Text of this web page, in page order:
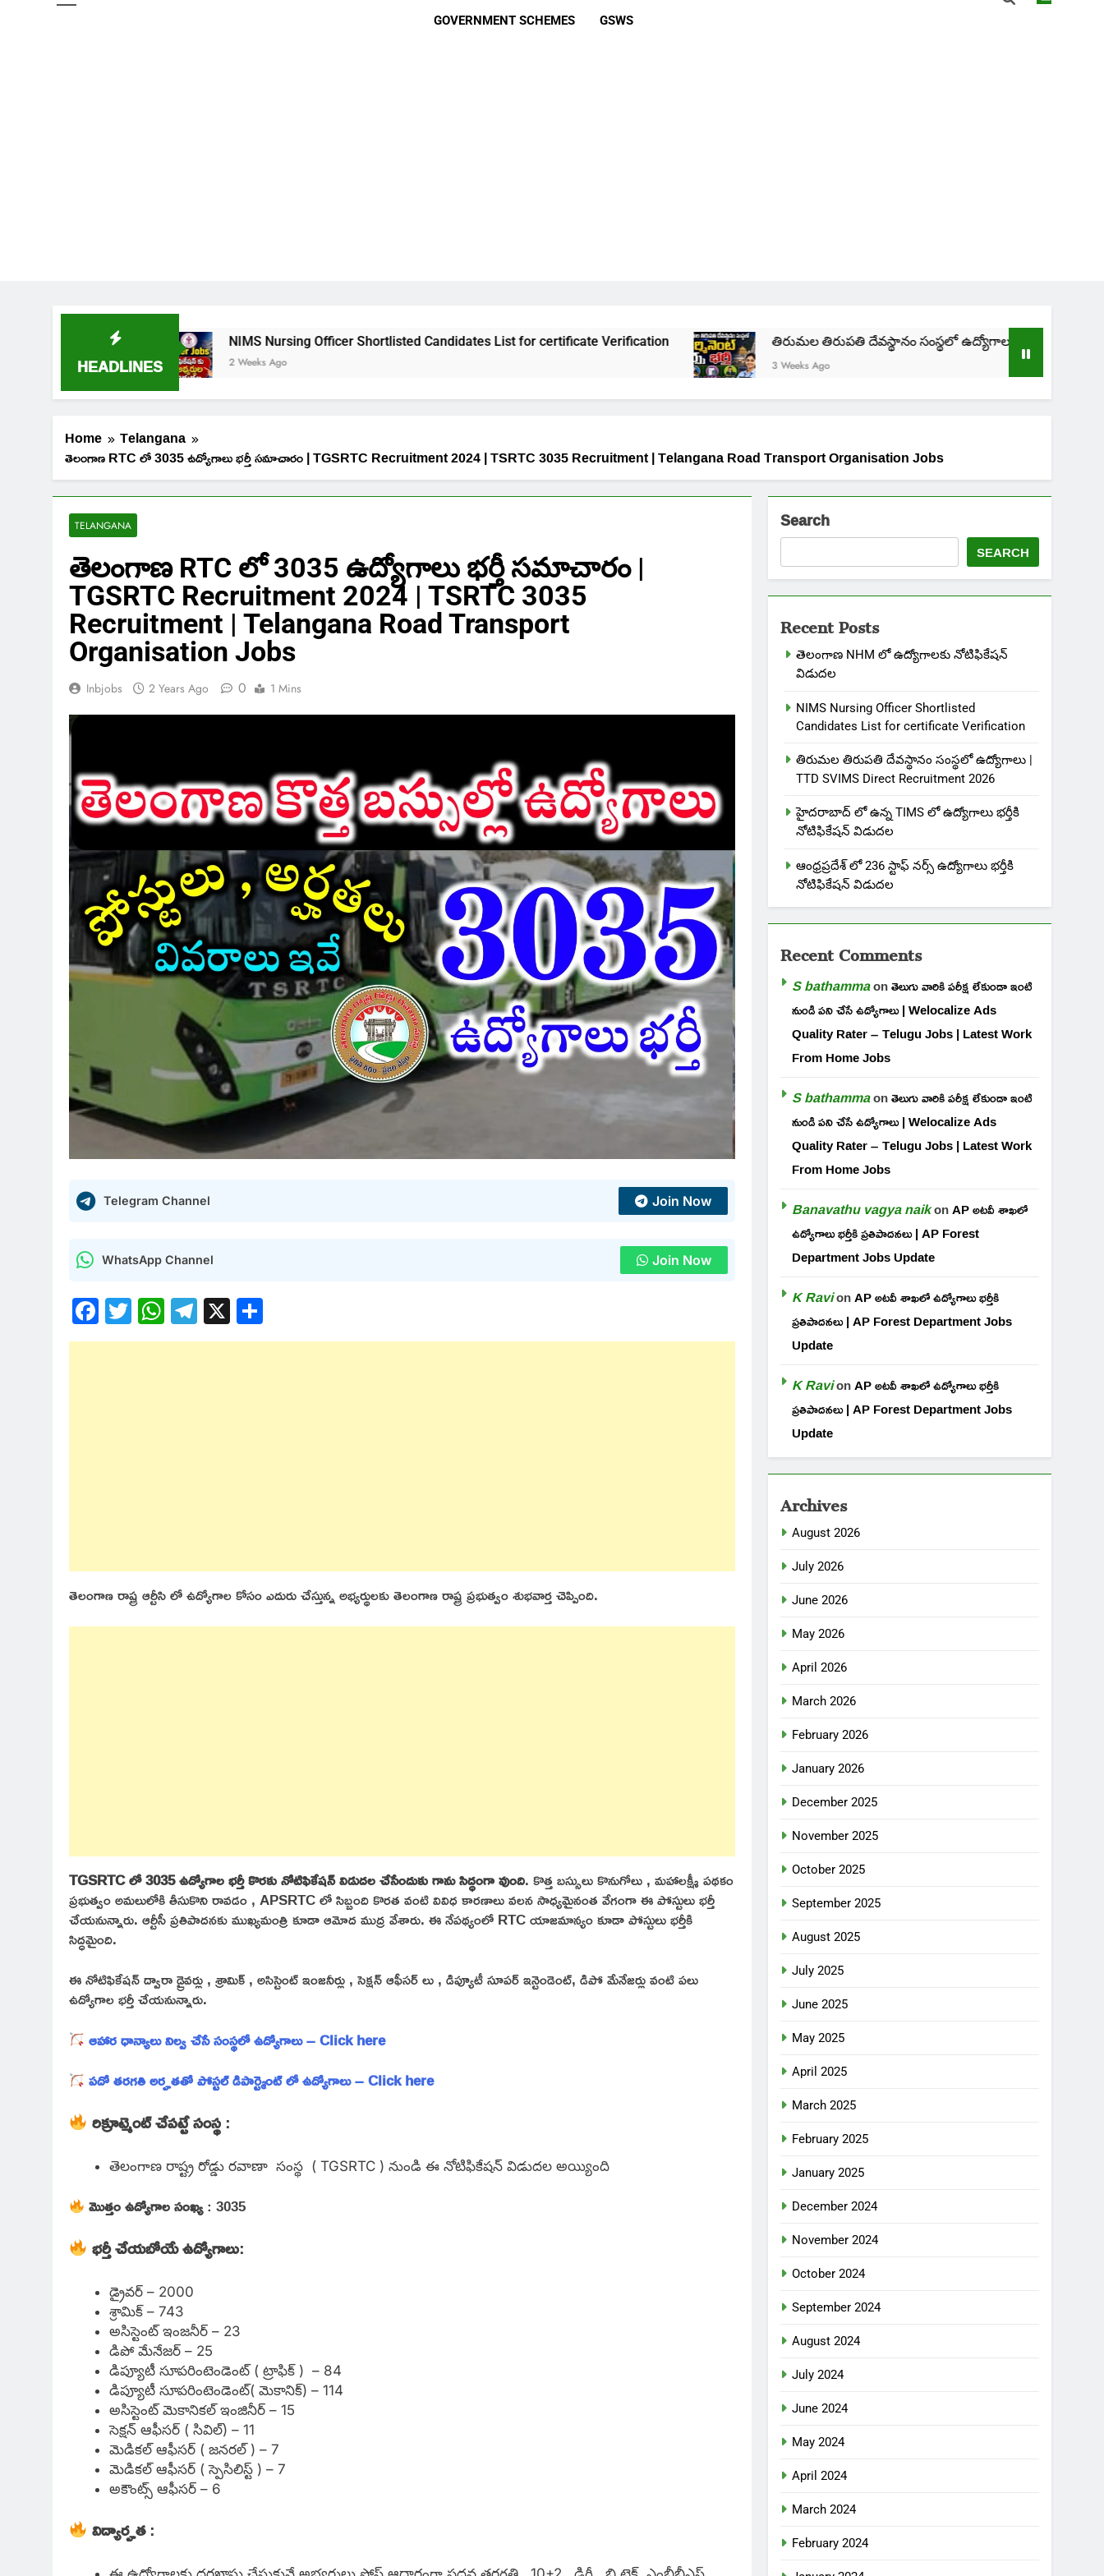
GOVERNMENT SCHEMES GSWS
HEADLINES
NIMS Nursing Officer Shortlisted Candidates List for certificate Verification
2 Weeks Ago
తిరుమల తిరుపతి దేవస్థానం సంస్థలో ఉద్యోగాలు | TTD SVIMS Direct
3 Weeks Ago
Home
Telangana
తెలంగాణ RTC లో 3035 ఉద్యోగాలు భర్తీ సమాచారం | TGSRTC Recruitment 2024 | TSRTC 3035 Recruitment | Telangana Road Transport Organisation Jobs
TELANGANA
తెలంగాణ RTC లో 3035 ఉద్యోగాలు భర్తీ సమాచారం |
TGSRTC Recruitment 2024 | TSRTC 3035
Recruitment | Telangana Road Transport
Organisation Jobs
Inbjobs 2 Years Ago 0 1 Mins
Telegram Channel Join Now
WhatsApp Channel Join Now
Facebook
Twitter
WhatsApp
Telegram
X
తెలంగాణ రాష్ట్ర ఆర్టీసి లో ఉద్యోగాల కోసం ఎదురు చేస్తున్న అభ్యర్థులకు తెలంగాణ రాష్ట్ర ప్రభుత్వం శుభవార్త చెప్పింది.
TGSRTC లో 3035 ఉద్యోగాల భర్తీ కొరకు నోటిఫికేషన్ విడుదల చేసేందుకు గాను సిద్ధంగా వుంది. కొత్త బస్సులు కొనుగోలు , మహాలక్ష్మీ పథకం
ప్రభుత్వం అమలులోకి తీసుకొని రావడం , APSRTC లో సిబ్బంది కొరత వంటి వివిధ కారణాలు వలన సాధ్యమైనంత వేగంగా ఈ పోస్టులు భర్తీ
చేయనున్నారు. ఆర్టీసీ ప్రతిపాదనకు ముఖ్యమంత్రి కూడా ఆమోద ముద్ర వేశారు. ఈ నేపథ్యంలో RTC యాజమాన్యం కూడా పోస్టులు భర్తీకి
సిద్ధమైంది.
ఈ నోటిఫికేషన్ ద్వారా డ్రైవర్లు , శ్రామిక్ , అసిస్టెంట్ ఇంజనీర్లు , సెక్షన్ ఆఫీసర్ లు , డిప్యూటీ సూపర్ ఇన్టెండెంట్, డిపో మేనేజర్లు వంటి పలు
ఉద్యోగాల భర్తీ చేయనున్నారు.
ఆహార ధాన్యాలు నిల్వ చేసే సంస్థలో ఉద్యోగాలు – Click here
పదో తరగతి అర్హతతో పోస్టల్ డిపార్ట్మెంట్ లో ఉద్యోగాలు – Click here
రిక్రూట్మెంట్ చేపట్టే సంస్థ:
తెలంగాణ రాష్ట్ర రోడ్డు రవాణా సంస్థ ( TGSRTC ) నుండి ఈ నోటిఫికేషన్ విడుదల అయ్యింది
మొత్తం ఉద్యోగాల సంఖ్య: 3035
భర్తీ చేయబోయే ఉద్యోగాలు:
డ్రైవర్ – 2000
శ్రామిక్ – 743
అసిస్టెంట్ ఇంజనీర్ – 23
డిపో మేనేజర్ – 25
డిప్యూటీ సూపరింటెండెంట్ ( ట్రాఫిక్ ) – 84
డిప్యూటీ సూపరింటెండెంట్( మెకానిక్) – 114
అసిస్టెంట్ మెకానికల్ ఇంజినీర్ – 15
సెక్షన్ ఆఫీసర్ ( సివిల్) – 11
మెడికల్ ఆఫీసర్ ( జనరల్ ) – 7
మెడికల్ ఆఫీసర్ ( స్పెసిలిస్ట్ ) – 7
అకౌంట్స్ ఆఫీసర్ – 6
విద్యార్హత:
Search
SEARCH
Recent Posts
తెలంగాణ NHM లో ఉద్యోగాలకు నోటిఫికేషన్
విడుదల
NIMS Nursing Officer Shortlisted
Candidates List for certificate Verification
తిరుమల తిరుపతి దేవస్థానం సంస్థలో ఉద్యోగాలు |
TTD SVIMS Direct Recruitment 2026
హైదరాబాద్ లో ఉన్న TIMS లో ఉద్యోగాలు భర్తీకి
నోటిఫికేషన్ విడుదల
ఆంధ్రప్రదేశ్ లో 236 స్టాఫ్ నర్స్ ఉద్యోగాలు భర్తీకి
నోటిఫికేషన్ విడుదల
Recent Comments
S bathammaonతెలుగు వారికి పరీక్ష లేకుండా ఇంటి
నుండి పని చేసే ఉద్యోగాలు | Welocalize Ads
Quality Rater – Telugu Jobs | Latest Work
From Home Jobs
S bathammaonతెలుగు వారికి పరీక్ష లేకుండా ఇంటి
నుండి పని చేసే ఉద్యోగాలు | Welocalize Ads
Quality Rater – Telugu Jobs | Latest Work
From Home Jobs
Banavathu vagya naikonAP అటవీ శాఖలో
ఉద్యోగాలు భర్తీకి ప్రతిపాదనలు | AP Forest
Department Jobs Update
K RavionAP అటవీ శాఖలో ఉద్యోగాలు భర్తీకి
ప్రతిపాదనలు | AP Forest Department Jobs
Update
K RavionAP అటవీ శాఖలో ఉద్యోగాలు భర్తీకి
ప్రతిపాదనలు | AP Forest Department Jobs
Update
Archives
August 2026
July 2026
June 2026
May 2026
April 2026
March 2026
February 2026
January 2026
December 2025
November 2025
October 2025
September 2025
August 2025
July 2025
June 2025
May 2025
April 2025
March 2025
February 2025
January 2025
December 2024
November 2024
October 2024
September 2024
August 2024
July 2024
June 2024
May 2024
April 2024
March 2024
February 2024